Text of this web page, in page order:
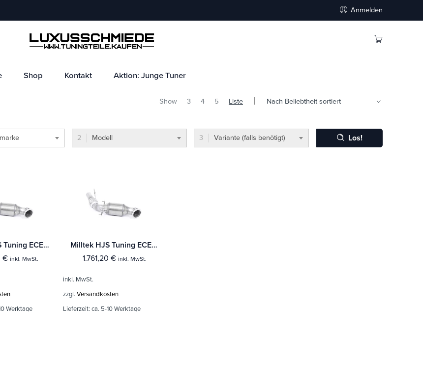
Anmelden
Shop Kontakt Aktion: Junge Tuner
Show 3 4 5 Liste
Modell Variante (falls benötigt) Los!
Milltek HJS Tuning ECE Downpipes BMW 1 Series 116i (F20 und F21 - N13 Motor) Mit TÜV / ECE Zulassung!
€ inkl. MwSt.
Werktage
Milltek HJS Tuning ECE Downpipes BMW 1 Series 114i 118i & 120i (F20 & F21 - N13 Engine Only) Mit TÜV / ECE Zulassung!
1.761,20 € inkl. MwSt.
inkl. MwSt.
zzgl. Versandkosten
Lieferzeit: ca. 5-10 Werktage